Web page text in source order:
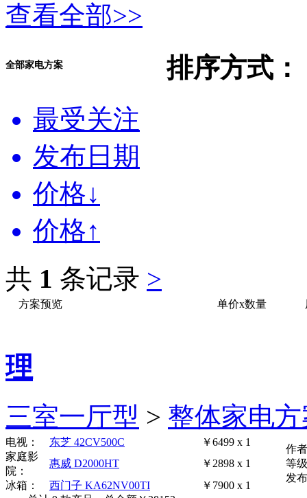
查看全部>>
全部家电方案
排序方式：
最受关注
发布日期
价格↓
价格↑
共 1 条记录 >
方案预览 单价x数量
理
三室一厅型 > 整体家电
电视： 东芝 42CV500C
￥6499 x 1
家庭影
院：
惠威 D2000HT
￥2898 x 1
冰箱：
西门子 KA62NV00TI
￥7900 x 1
作
等
发